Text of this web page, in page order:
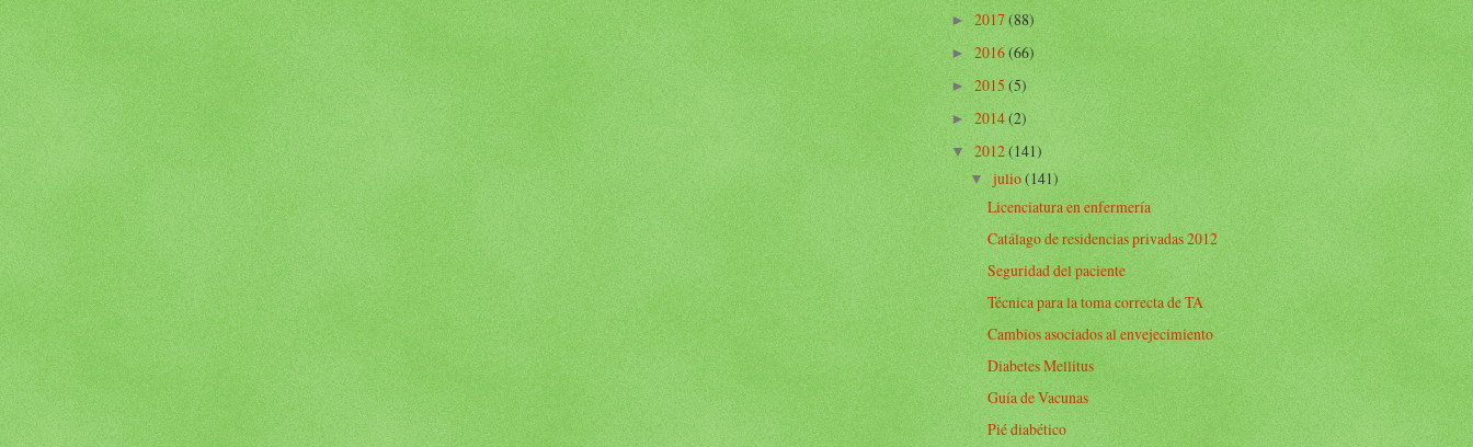
►2017(88)
►2016(66)
►2015(5)
►2014(2)
▼2012(141)
▼julio(141)
Licenciatura en enfermería
Catálago de residencias privadas 2012
Seguridad del paciente
Técnica para la toma correcta de TA
Cambios asociados al envejecimiento
Diabetes Mellitus
Guía de Vacunas
Pié diabético